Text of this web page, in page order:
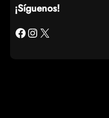
¡Síguenos!
Facebook Instagram X